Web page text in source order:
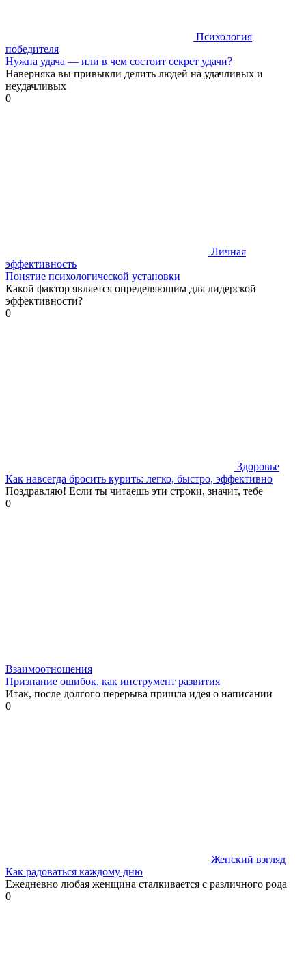
Психология
победителя
Нужна удача — или в чем состоит секрет удачи?
Наверняка вы привыкли делить людей на удачливых и
неудачливых
0
Личная
эффективность
Понятие психологической установки
Какой фактор является определяющим для лидерской
эффективности?
0
Здоровье
Как навсегда бросить курить: легко, быстро, эффективно
Поздравляю! Если ты читаешь эти строки, значит, тебе
0
Взаимоотношения
Признание ошибок, как инструмент развития
Итак, после долгого перерыва пришла идея о написании
0
Женский взгляд
Как радоваться каждому дню
Ежедневно любая женщина сталкивается с различного рода
0